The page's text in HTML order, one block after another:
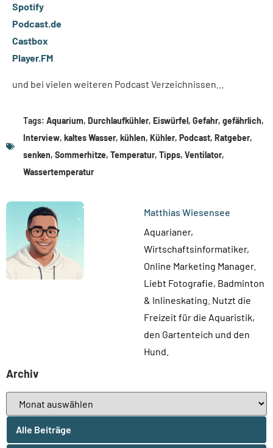
Spotify
Podcast.de
Castbox
Player.FM
und bei vielen weiteren Podcast Verzeichnissen…
Tags: Aquarium, Durchlaufkühler, Eiswürfel, Gefahr, gefährlich,
Interview, kaltes Wasser, kühlen, Kühler, Podcast, Ratgeber,
senken, Sommerhitze, Temperatur, Tipps, Ventilator,
Wassertemperatur
Matthias Wiesensee
Aquarianer,
Wirtschaftsinformatiker,
Online Marketing Manager.
Liebt Fotografie, Badminton
& Inlineskating. Nutzt die
Freizeit für die Aquaristik,
den Gartenteich und den
Hund.
Archiv
Alle Beiträge